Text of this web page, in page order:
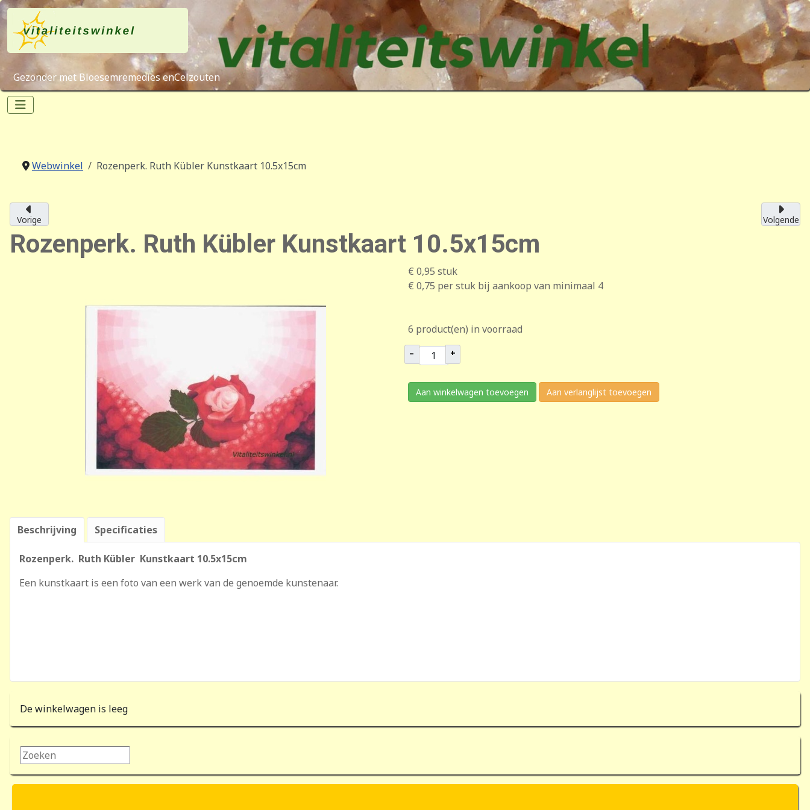
Gezonder met Bloesemremedies enCelzouten
Webwinkel Rozenperk. Ruth Kübler Kunstkaart 10.5x15cm
Vorige Volgende
Rozenperk. Ruth Kübler Kunstkaart 10.5x15cm
€ 0,95 stuk
€ 0,75 per stuk bij aankoop van minimaal 4
6 product(en) in voorraad
– +
Aan winkelwagen toevoegen Aan verlanglijst toevoegen
Beschrijving Specificaties
Rozenperk. Ruth Kübler Kunstkaart 10.5x15cm
Een kunstkaart is een foto van een werk van de genoemde kunstenaar.
De winkelwagen is leeg
Zoeken...